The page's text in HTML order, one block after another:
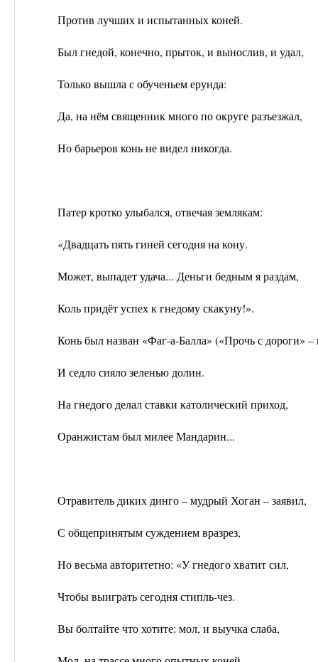
Против лучших и испытанных коней.
Был гнедой, конечно, прыток, и вынослив, и удал,
Только вышла с обученьем ерунда:
Да, на нём священник много по округе разъезжал,
Но барьеров конь не видел никогда.
Патер кротко улыбался, отвечая землякам:
«Двадцать пять гиней сегодня на кону.
Может, выпадет удача... Деньги бедным я раздам,
Коль придёт успех к гнедому скакуну!».
Конь был назван «Фаг-а-Балла» («Прочь с дороги» –
И седло сияло зеленью долин.
На гнедого делал ставки католический приход,
Оранжистам был милее Мандарин...
Отравитель диких динго – мудрый Хоган – заявил,
С общепринятым суждением вразрез,
Но весьма авторитетно: «У гнедого хватит сил,
Чтобы выиграть сегодня стипль-чез.
Вы болтайте что хотите: мол, и выучка слаба,